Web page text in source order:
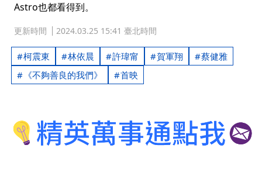
Astro也都看得到。
更新時間 2024.03.25 15:41 臺北時間
柯震東 林依晨 許瑋甯 賀軍翔
蔡健雅
《不夠善良的我們》
首映